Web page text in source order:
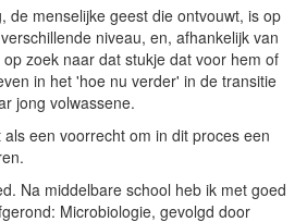
de menselijke geest die ontvouwt, is op
niveau, en, afhankelijk van
zoek naar dat stukje dat voor hem of
in het 'hoe nu verder' in de transitie
jong volwassene.
een voorrecht om in dit proces een
Na middelbare school heb ik met goed
Microbiologie, gevolgd door